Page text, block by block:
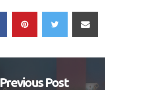
Previous Post